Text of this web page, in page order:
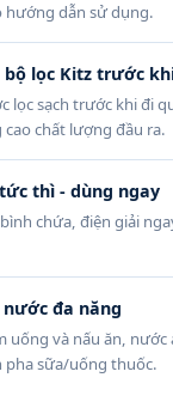
hướng dẫn sử dụng.
bộ lọc Kitz trước
lọc sạch trước khi đi
chất lượng đầu ra.
thì - dùng ngay
chứa, điện giải
nước đa năng
uống và nấu ăn,
sữa/uống thuốc.